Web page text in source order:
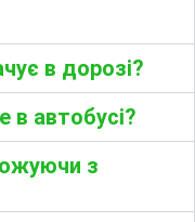
в дорозі?
в автобусі?
з